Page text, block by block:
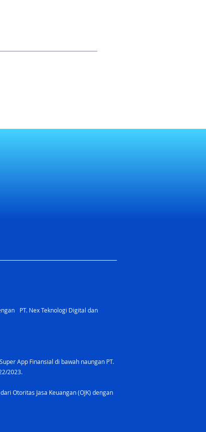
PT. Nex Teknologi Digital dan
App Finansial di bawah naungan PT.
2023.
Otoritas Jasa Keuangan (OJK) dengan